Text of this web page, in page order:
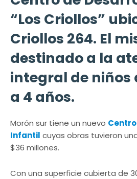
“Los Criollos”
Criollos 264. El
destinado a la
integral de niños
a 4 años.
Morón sur tiene un nuevo
Infantil cuyas obras tuvieron
$36 millones.
Con una superficie cubierta de